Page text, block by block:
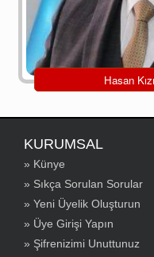
Hasan
KURUMSAL
» Künye
» Sıkça Sorulan Sorular
» Yeni Üyelik Oluşturun
» Üye Girişi Yapın
» Şifrenizimi Unuttunuz